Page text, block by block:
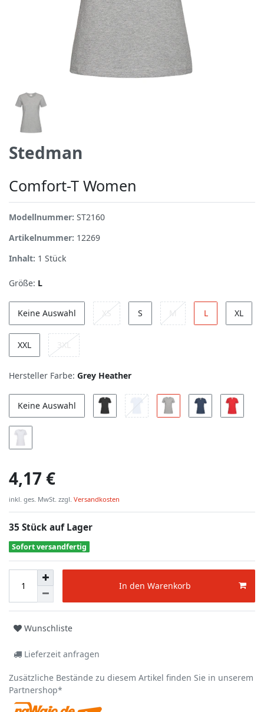
Stedman
Comfort-T Women
Modellnummer: ST2160
Artikelnummer: 12269
Inhalt: 1 Stück
Größe: L
Keine Auswahl XS S M L XL
XXL 3XL
Hersteller Farbe: Grey Heather
Keine Auswahl
4,17 €
inkl. ges. MwSt. zzgl. Versandkosten
35 Stück auf Lager
Sofort versandfertig
In den Warenkorb
Wunschliste
Lieferzeit anfragen
Zusätzliche Bestände zu diesem Artikel finden Sie in unserem
Partnershop*